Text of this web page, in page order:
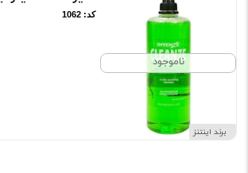
ناموجود
برند اینتنز
کد: 1062